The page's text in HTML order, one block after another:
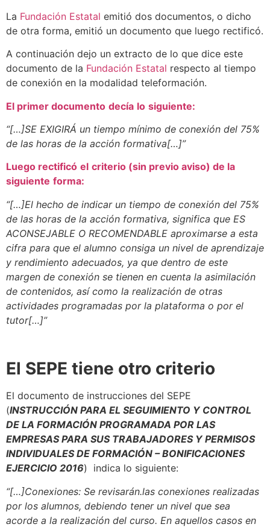
La Fundación Estatal emitió dos documentos, o dicho
de otra forma, emitió un documento que luego rectificó.
A continuación dejo un extracto de lo que dice este
documento de la Fundación Estatal respecto al tiempo
de conexión en la modalidad teleformación.
El primer documento decía lo siguiente:
“[…]SE EXIGIRÁ un tiempo mínimo de conexión del 75%
de las horas de la acción formativa[…]”
Luego rectificó el criterio (sin previo aviso) de la
siguiente forma:
“[…]El hecho de indicar un tiempo de conexión del 75%
de las horas de la acción formativa, significa que ES
ACONSEJABLE O RECOMENDABLE aproximarse a esta
cifra para que el alumno consiga un nivel de aprendizaje
y rendimiento adecuados, ya que dentro de este
margen de conexión se tienen en cuenta la asimilación
de contenidos, así como la realización de otras
actividades programadas por la plataforma o por el
tutor[…]”
El SEPE tiene otro criterio
El documento de instrucciones del SEPE
(INSTRUCCIÓN PARA EL SEGUIMIENTO Y CONTROL
DE LA FORMACIÓN PROGRAMADA POR LAS
EMPRESAS PARA SUS TRABAJADORES Y PERMISOS
INDIVIDUALES DE FORMACIÓN – BONIFICACIONES
EJERCICIO 2016) indica lo siguiente:
“[…]Conexiones: Se revisarán.las conexiones realizadas
por los alumnos, debiendo tener un nivel que sea
acorde a la realización del curso. En aquellos casos en